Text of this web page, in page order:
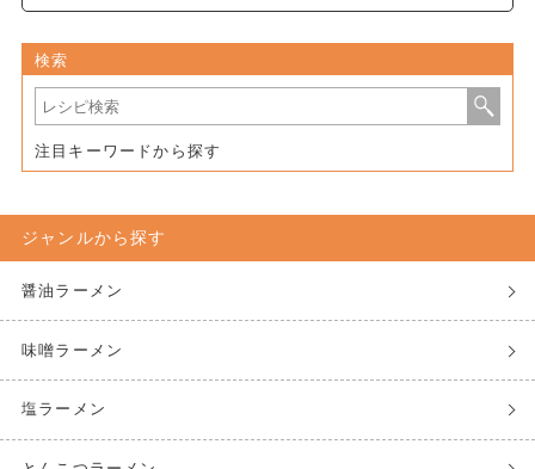
検索
注目キーワードから探す
ジャンルから探す
醤油ラーメン
味噌ラーメン
塩ラーメン